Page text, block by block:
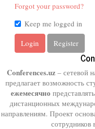
Forgot your password?
Keep me logged in
Login
Register
Conferences.uz– сетевой
предлагает возможность
ежемесячно
дистанционных
направлениям. Проект
сотрудников